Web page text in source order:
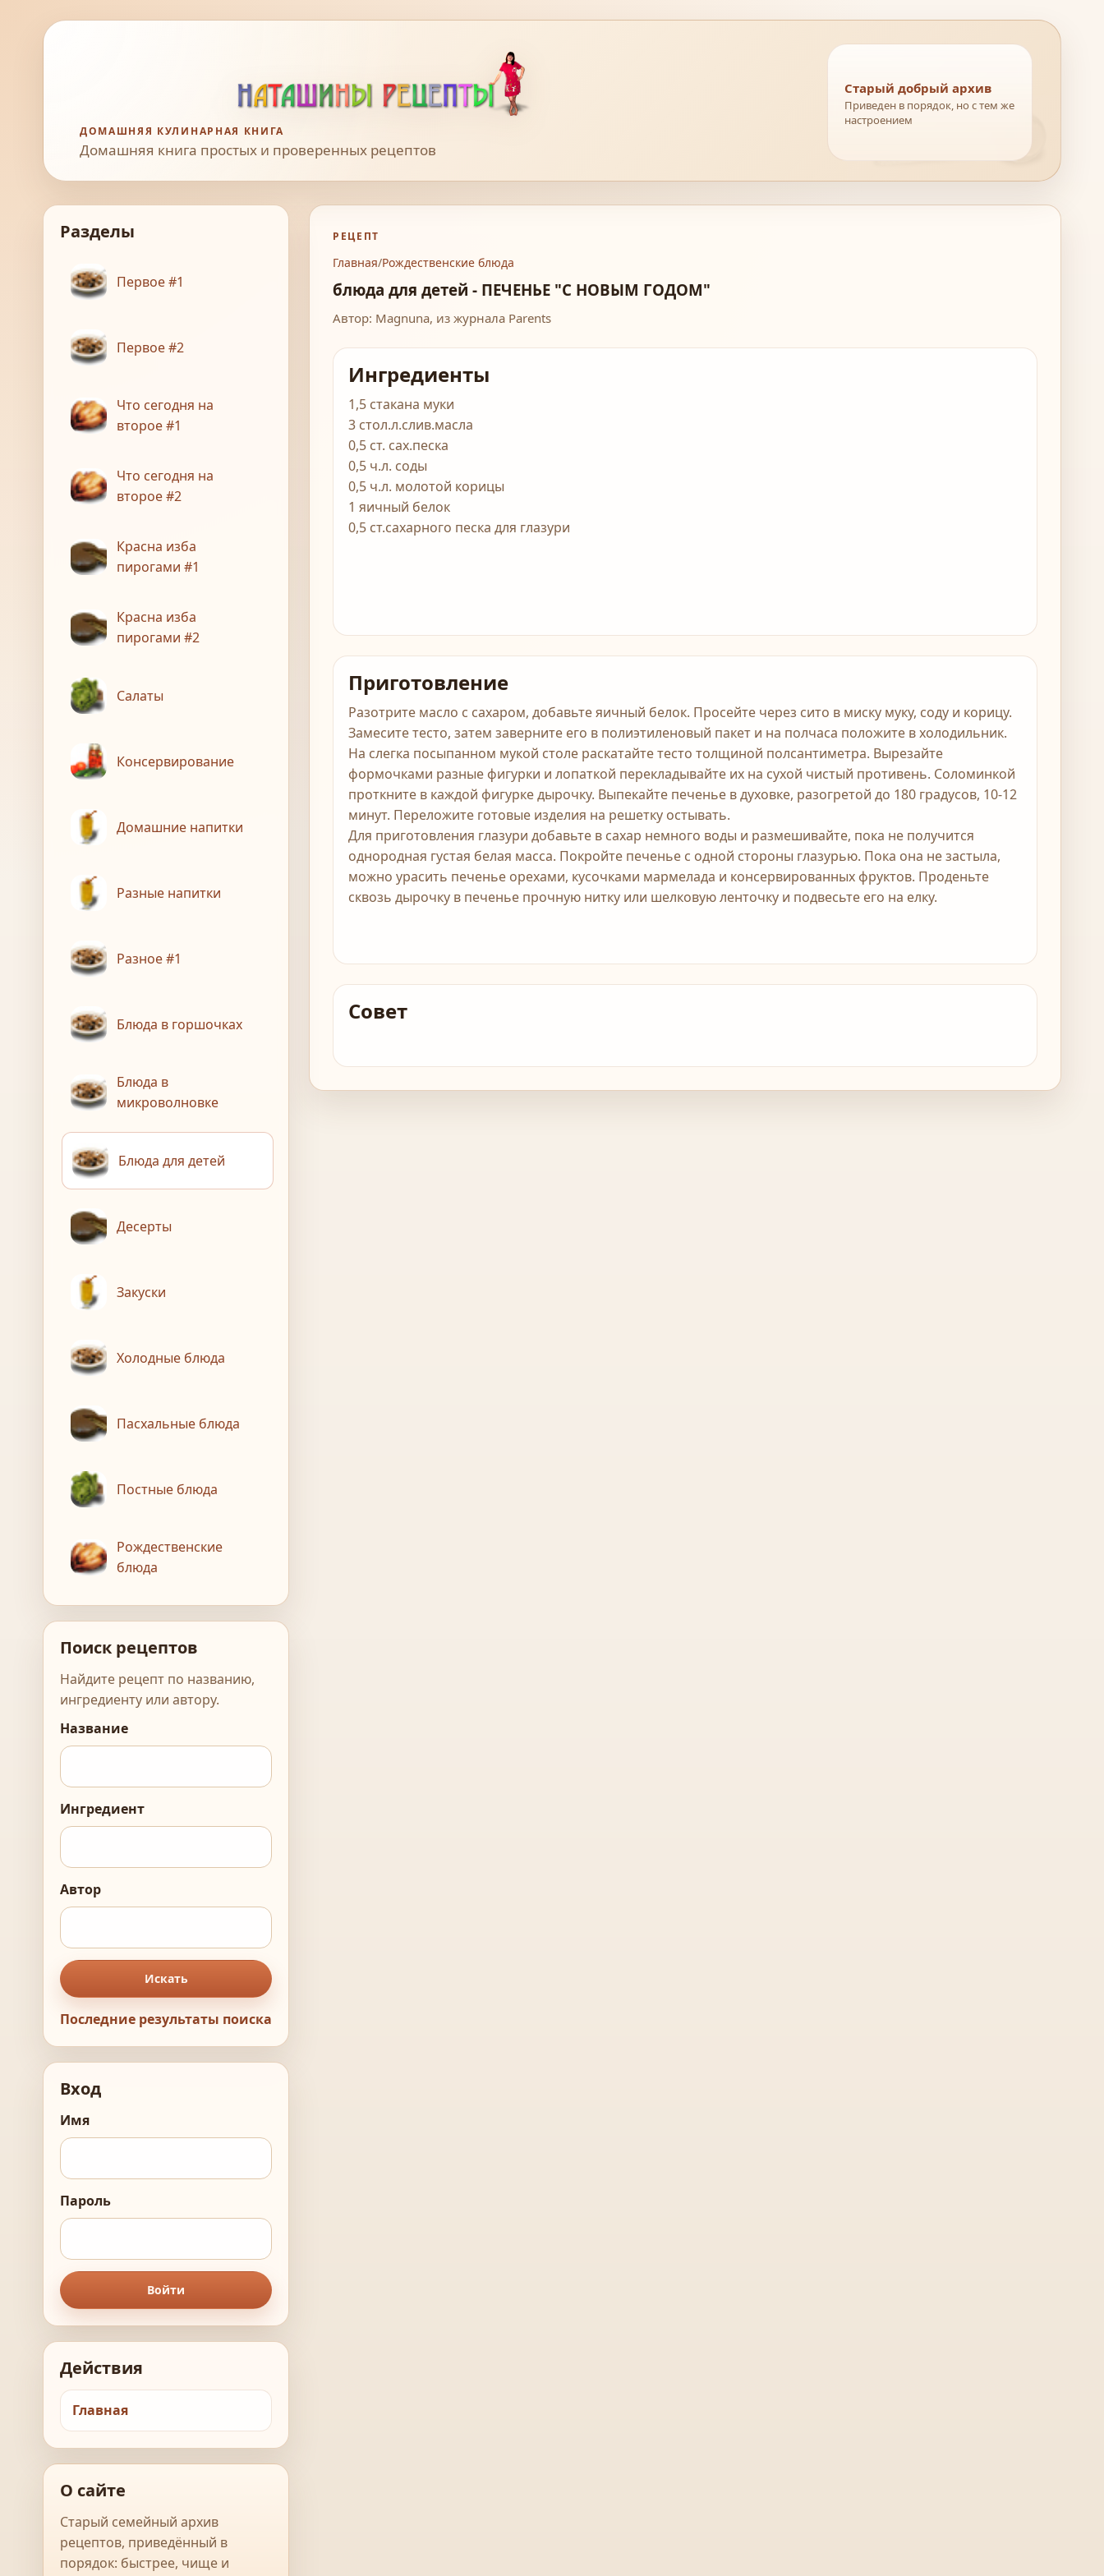
ДОМАШНЯЯ КУЛИНАРНАЯ КНИГА
Домашняя книга простых и проверенных рецептов
Старый добрый архив
Приведен в порядок, но с тем же
настроением
Разделы
Первое #1
Первое #2
Что сегодня на
второе #1
Что сегодня на
второе #2
Красна изба
пирогами #1
Красна изба
пирогами #2
Салаты
Консервирование
Домашние напитки
Разные напитки
Разное #1
Блюда в горшочках
Блюда в
микроволновке
Блюда для детей
Десерты
Закуски
Холодные блюда
Пасхальные блюда
Постные блюда
Рождественские
блюда
Поиск рецептов
Найдите рецепт по названию,
ингредиенту или автору.
Название
Ингредиент
Автор
Искать
Последние результаты поиска
Вход
Имя
Пароль
Войти
Действия
Главная
О сайте
Старый семейный архив
рецептов, приведённый в
порядок: быстрее, чище и
РЕЦЕПТ
Главная/Рождественские блюда
блюда для детей - ПЕЧЕНЬЕ "С НОВЫМ ГОДОМ"
Автор: Magnuna, из журнала Parents
Ингредиенты
1,5 стакана муки
3 стол.л.слив.масла
0,5 ст. сах.песка
0,5 ч.л. соды
0,5 ч.л. молотой корицы
1 яичный белок
0,5 ст.сахарного песка для глазури
Приготовление
Разотрите масло с сахаром, добавьте яичный белок. Просейте через сито в миску муку, соду и корицу.
Замесите тесто, затем заверните его в полиэтиленовый пакет и на полчаса положите в холодильник.
На слегка посыпанном мукой столе раскатайте тесто толщиной полсантиметра. Вырезайте
формочками разные фигурки и лопаткой перекладывайте их на сухой чистый противень. Соломинкой
проткните в каждой фигурке дырочку. Выпекайте печенье в духовке, разогретой до 180 градусов, 10-12
минут. Переложите готовые изделия на решетку остывать.
Для приготовления глазури добавьте в сахар немного воды и размешивайте, пока не получится
однородная густая белая масса. Покройте печенье с одной стороны глазурью. Пока она не застыла,
можно урасить печенье орехами, кусочками мармелада и консервированных фруктов. Проденьте
сквозь дырочку в печенье прочную нитку или шелковую ленточку и подвесьте его на елку.
Совет